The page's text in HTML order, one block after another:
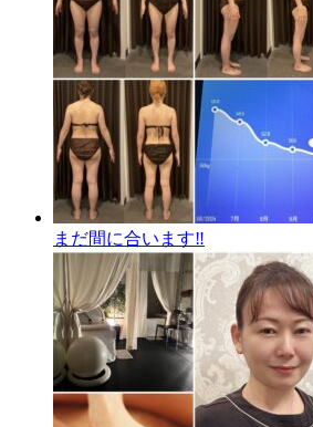
まだ間に合います‼️